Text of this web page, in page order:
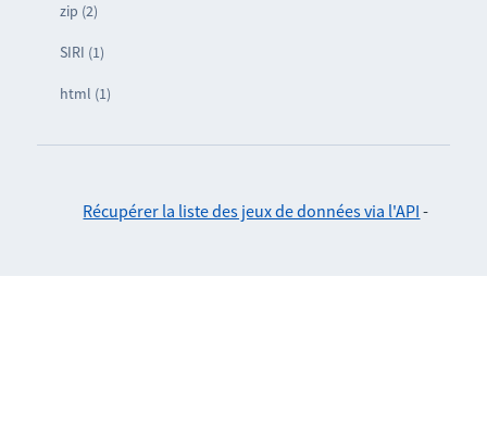
zip (2)
SIRI (1)
html (1)
Récupérer la liste des jeux de données via l'API -